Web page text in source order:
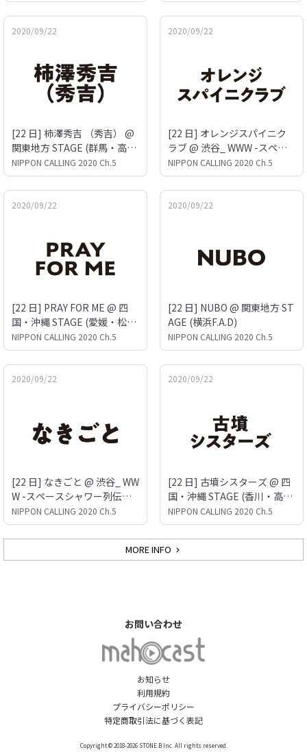
2020/09/22
[22 日] 柿澤秀吉 （秀吉） @
関東地方 STAGE (群馬・高崎
FLEEZ)
NIPPON CALLING 2020 Ch.5
2020/09/22
[22 日] オレンジスパイニク
ラブ @ 渋谷_ WWW -スペー
スシャワー列伝プロジェク
ト-
NIPPON CALLING 2020 Ch.5
2020/09/22
[22 日] PRAY FOR ME @ 四
国・沖縄 STAGE (愛媛・松山
Double-u Studio)
NIPPON CALLING 2020 Ch.5
2020/09/22
[22 日] NUBO @ 関東地方 ST
AGE (横浜F.A.D)
NIPPON CALLING 2020 Ch.5
2020/09/22
[22 日] なきごと @ 渋谷_ WW
W -スペースシャワー列伝プ
ロジェクト-
NIPPON CALLING 2020 Ch.5
2020/09/22
[22 日] 古墳シスターズ @ 四
国・沖縄 STAGE (香川・高松
DIME)
NIPPON CALLING 2020 Ch.5
MORE INFO
お知らせ
利用規約
プライバシーポリシー
特定商取引法に基づく表記
お問い合わせ
Copyright © 2018-2026 STONE.B Inc. All rights reserved.